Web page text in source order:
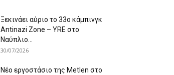
Ξεκινάει αύριο το 33ο κάμπινγκ
Antinazi Zone – YRE στο
Ναύπλιο...
30/07/2026
Νέο εργοστάσιο της Metlen στο